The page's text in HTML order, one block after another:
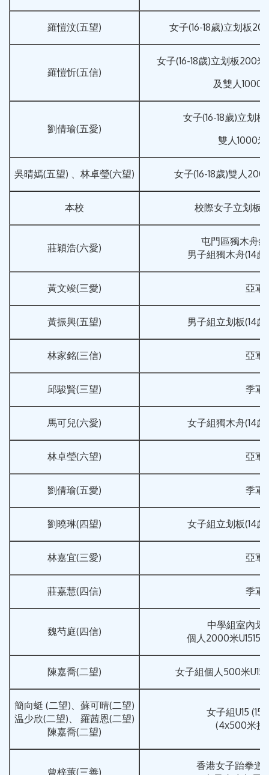
羅愷汶(五望) 女子(16-18歲)立划板
羅愷忻(五信)
女子(16-18歲)立划板200
及雙人1000
劉倩瑜(五愛)
女子(16-18歲)立划
雙人1000
吳晴嫣(五望) 、林卓瑩(六望) 女子(16-18歲)雙人
本校 校際女子立划板
莊穎浩(六愛)
屯門區獨木舟
男子組獨木舟(14
黃文竣(三愛) 亞軍
黃振興(五望) 男子組立划板(14
林家銘(三信) 亞軍
邱駿賢(三望) 季軍
馬可兒(六愛) 女子組獨木舟(14
林卓瑩(六望) 亞軍
劉倩瑜(五愛) 季軍
劉曉琳(四望) 女子組立划板(14
林嘉宜(三愛) 亞軍
莊嘉慧(四信) 季軍
魏芍庭(四信)
中學組室內划
個人2000米U1515
陳嘉喬(二望) 女子組個人500米
簡向蜓 (二望)、蘇可晴(二望)
温少欣(二望)、 羅茜恩(二望)
陳嘉喬(二望)
女子組U15 (15
(4x500米接
曾梓蕙(三善)
香港女子跆拳道